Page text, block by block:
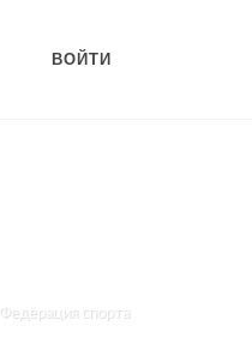
ВОЙТИ
Федерация спорта